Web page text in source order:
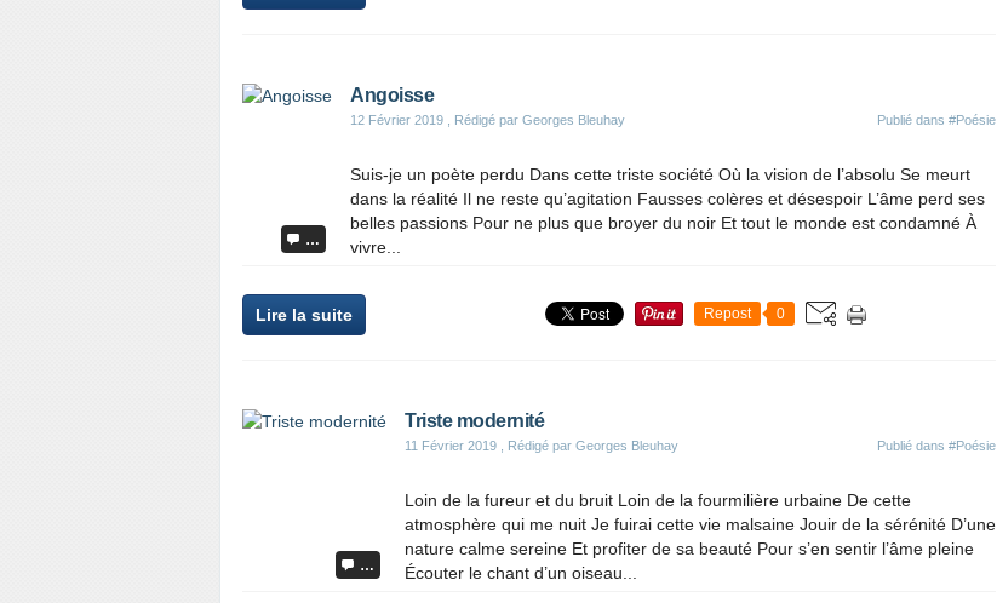
…
Angoisse
12 Février 2019 , Rédigé par Georges Bleuhay Publié dans #Poésie
Suis-je un poète perdu Dans cette triste société Où la vision de l’absolu Se meurt
dans la réalité Il ne reste qu’agitation Fausses colères et désespoir L’âme perd ses
belles passions Pour ne plus que broyer du noir Et tout le monde est condamné À
vivre...
Lire la suite Repost 0
…
Triste modernité
11 Février 2019 , Rédigé par Georges Bleuhay Publié dans #Poésie
Loin de la fureur et du bruit Loin de la fourmilière urbaine De cette
atmosphère qui me nuit Je fuirai cette vie malsaine Jouir de la sérénité D’une
nature calme sereine Et profiter de sa beauté Pour s’en sentir l’âme pleine
Écouter le chant d’un oiseau...